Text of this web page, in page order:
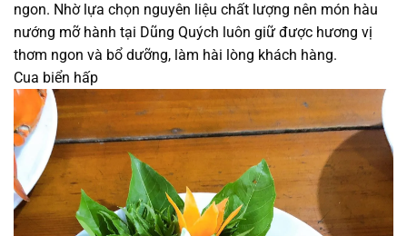
ngon. Nhờ lựa chọn nguyên liệu chất lượng nên món hàu
nướng mỡ hành tại Dũng Quých luôn giữ được hương vị
thơm ngon và bổ dưỡng, làm hài lòng khách hàng.
Cua biển hấp